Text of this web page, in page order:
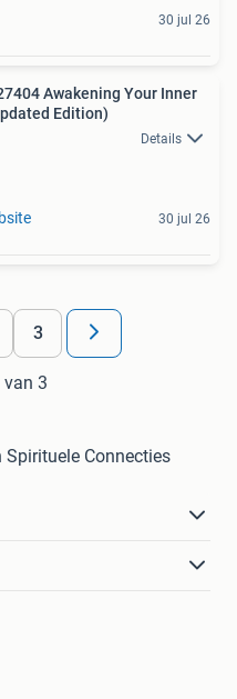
30 jul 26
Awakening Your Inner
Edition)
Details
30 jul 26
3
van 3
Connecties